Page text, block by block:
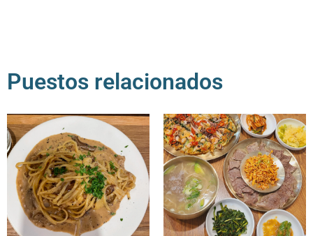
Puestos relacionados